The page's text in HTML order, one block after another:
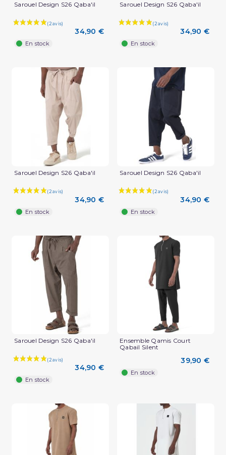
Sarouel Design S26 Qaba'il
34,90 €
En stock
Sarouel Design S26 Qaba'il
34,90 €
En stock
Sarouel Design S26 Qaba'il
34,90 €
En stock
Sarouel Design S26 Qaba'il
34,90 €
En stock
Sarouel Design S26 Qaba'il
34,90 €
En stock
Ensemble Qamis Court
Qabail Silent
39,90 €
En stock